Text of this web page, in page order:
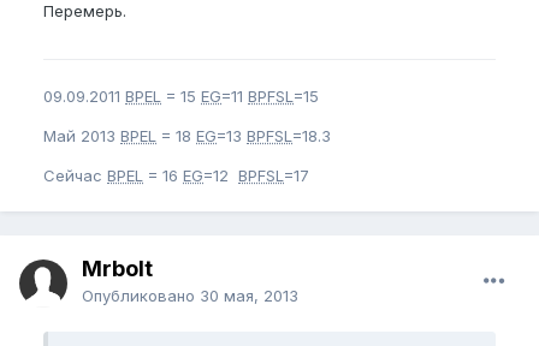
Перемерь.
09.09.2011 BPEL = 15 EG=11 BPFSL =15
Май 2013 BPEL = 18 EG=13 BPFSL =18.3
Сейчас BPEL = 16 EG=12 BPFSL =17
Mrbolt
Опубликовано 30 мая, 2013